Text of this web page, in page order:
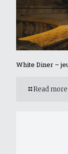
White Diner –
Read more